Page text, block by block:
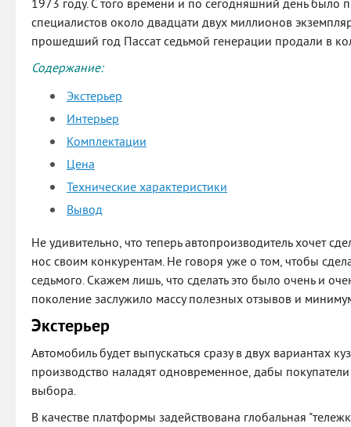
1973 году. С того времени и по сегодняшний день было
специалистов около двадцати двух миллионов
прошедший год Пассат седьмой генерации продали в
Содержание:
Экстерьер
Интерьер
Комплектации
Цена
Технические характеристики
Вывод
Не удивительно, что теперь автопроизводитель хочет
нос своим конкурентам. Не говоря уже о том, чтобы
седьмого. Скажем лишь, что сделать это было очень и
поколение заслужило массу полезных отзывов и
Экстерьер
Автомобиль будет выпускаться сразу в двух вариантах
производство наладят одновременное, дабы
выбора.
В качестве платформы задействована глобальная